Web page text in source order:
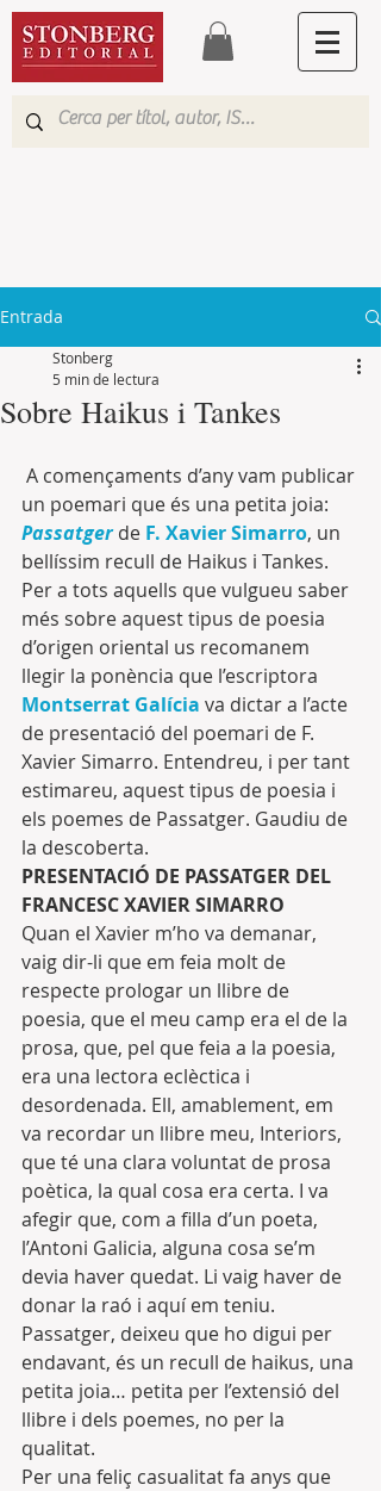
Entrada
Sobre Haikus i Tankes
Stonberg
5 min de lectura
un poemari que és una petita joia:
Passatger de F. Xavier Simarro, un
bellíssim recull de Haikus i Tankes.
Per a tots aquells que vulgueu saber
més sobre aquest tipus de poesia
d’origen oriental us recomanem
llegir la ponència que l’escriptora
Montserrat Galícia va dictar a l’acte
de presentació del poemari de F.
Xavier Simarro. Entendreu, i per tant
estimareu, aquest tipus de poesia i
els poemes de Passatger. Gaudiu de
la descoberta.
PRESENTACIÓ DE PASSATGER DEL
FRANCESC XAVIER SIMARRO
Quan el Xavier m’ho va demanar,
vaig dir-li que em feia molt de
respecte prologar un llibre de
poesia, que el meu camp era el de la
prosa, que, pel que feia a la poesia,
era una lectora eclèctica i
desordenada. Ell, amablement, em
va recordar un llibre meu, Interiors,
que té una clara voluntat de prosa
poètica, la qual cosa era certa. I va
afegir que, com a filla d’un poeta,
l’Antoni Galicia, alguna cosa se’m
devia haver quedat. Li vaig haver de
donar la raó i aquí em teniu.
Passatger, deixeu que ho digui per
endavant, és un recull de haikus, una
petita joia… petita per l’extensió del
llibre i dels poemes, no per la
qualitat.
Per una feliç casualitat fa anys que